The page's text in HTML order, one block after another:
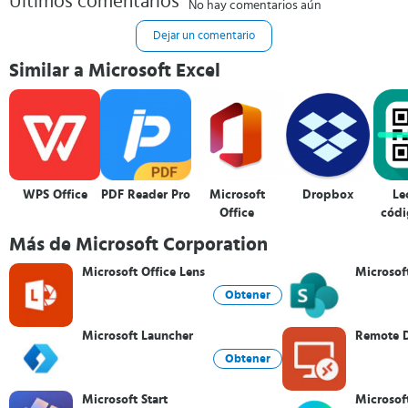
No hay comentarios aún
Dejar un comentario
Similar a Microsoft Excel
WPS Office PDF Reader Pro
Microsoft
Office
Dropbox
Más de Microsoft Corporation
Microsoft Office Lens
Obtener
Microsoft Launcher
Obtener
Microsoft Start
Remote